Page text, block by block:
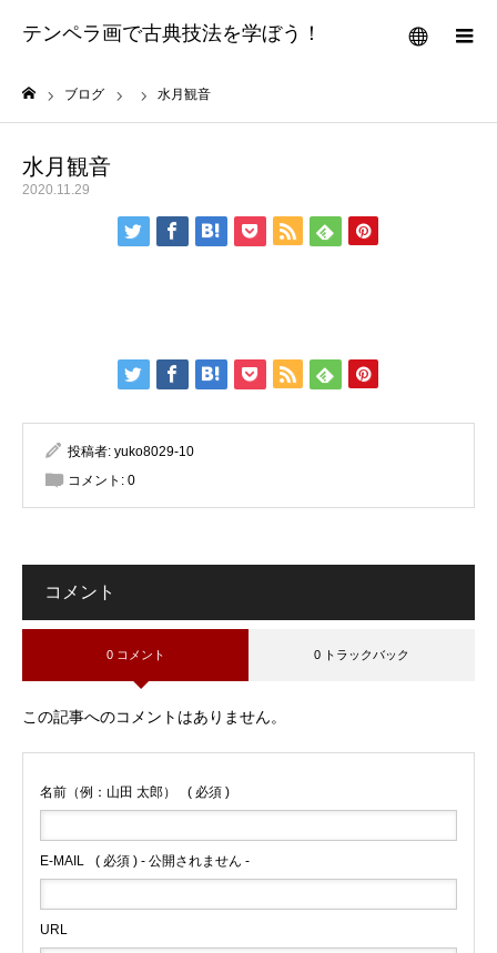
テンペラ画で古典技法を学ぼう！ メニュー
ブログ 水月観音
水月観音
2020.11.29
投稿者: yuko8029-10
コメント: 0
コメント
0 コメント 0 トラックバック
この記事へのコメントはありません。
名前（例：山田 太郎） ( 必須 )
E-MAIL ( 必須 ) - 公開されません -
URL